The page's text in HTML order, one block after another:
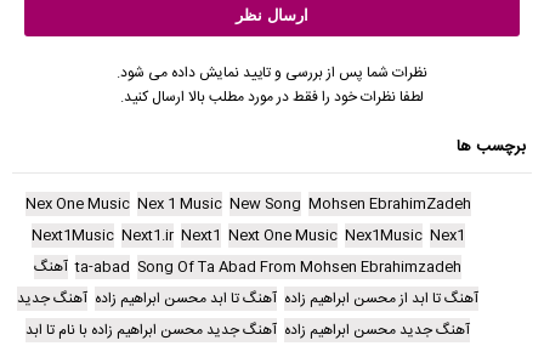
نظرات شما پس از بررسی و تایید نمایش داده می شود.
لطفا نظرات خود را فقط در مورد مطلب بالا ارسال کنید.
برچسب ها
Mohsen EbrahimZadeh
New Song
Nex 1 Music
Nex One Music
Nex1
Nex1Music
Next One Music
Next1
Next1.ir
Next1Music
Song Of Ta Abad From Mohsen Ebrahimzadeh
ta-abad آهنگ
آهنگ تا ابد از محسن ابراهیم زاده آهنگ تا ابد محسن ابراهیم زاده آهنگ جدید
آهنگ جدید محسن ابراهیم زاده آهنگ جدید محسن ابراهیم زاده با نام تا ابد